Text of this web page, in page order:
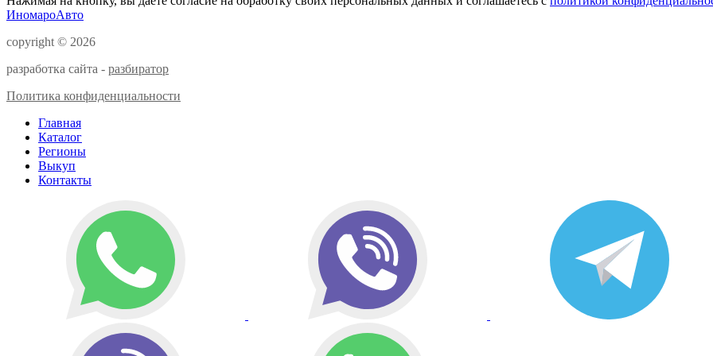
ИномароАвто
copyright © 2026
разработка сайта - разбиратор
Политика конфиденциальности
Главная
Каталог
Регионы
Выкуп
Контакты